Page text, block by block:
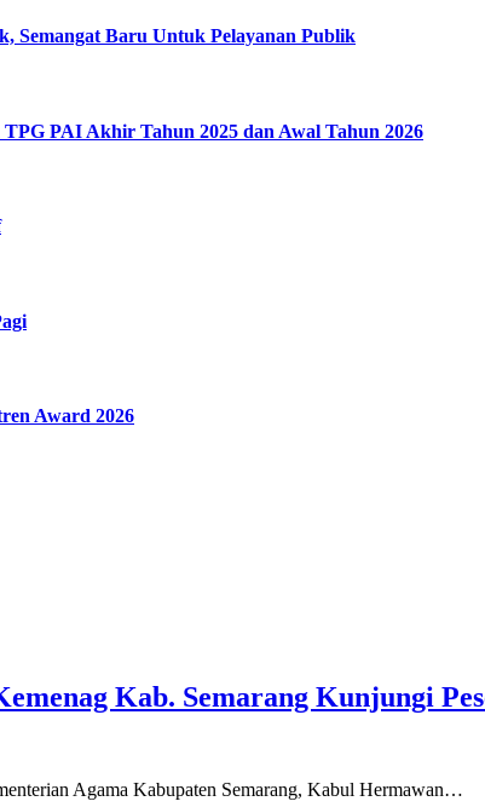
Semangat Baru Untuk Pelayanan Publik
PAI Akhir Tahun 2025 dan Awal Tahun 2026
Award 2026
Kab. Semarang Kunjungi
Agama Kabupaten Semarang, Kabul Hermawan…